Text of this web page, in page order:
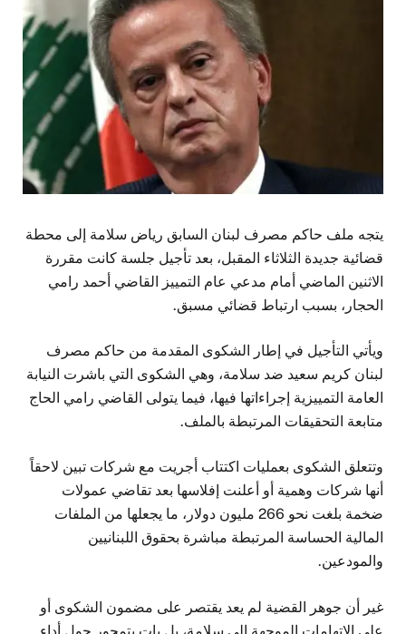
يتجه ملف حاكم مصرف لبنان السابق رياض سلامة إلى محطة
قضائية جديدة الثلاثاء المقبل، بعد تأجيل جلسة كانت مقررة
الاثنين الماضي أمام مدعي عام التمييز القاضي أحمد رامي
الحجار، بسبب ارتباط قضائي مسبق.
ويأتي التأجيل في إطار الشكوى المقدمة من حاكم مصرف
لبنان كريم سعيد ضد سلامة، وهي الشكوى التي باشرت النيابة
العامة التمييزية إجراءاتها فيها، فيما يتولى القاضي رامي الحاج
متابعة التحقيقات المرتبطة بالملف.
وتتعلق الشكوى بعمليات اكتتاب أجريت مع شركات تبين لاحقاً
أنها شركات وهمية أو أعلنت إفلاسها بعد تقاضي عمولات
ضخمة بلغت نحو 266 مليون دولار، ما يجعلها من الملفات
المالية الحساسة المرتبطة مباشرة بحقوق اللبنانيين
والمودعين.
غير أن جوهر القضية لم يعد يقتصر على مضمون الشكوى أو
على الاتهامات الموجهة إلى سلامة، بل بات يتمحور حول أداء